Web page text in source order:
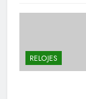
RELOJES